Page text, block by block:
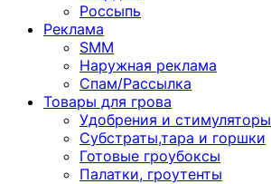
Россыпь
Реклама
SMM
Наружная реклама
Спам/Рассылка
Товары для грова
Удобрения и стимуляторы
Субстраты,тара и горшки
Готовые гроубоксы
Палатки, гроутенты